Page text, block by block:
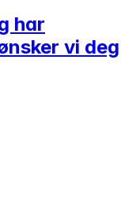
har
vi deg